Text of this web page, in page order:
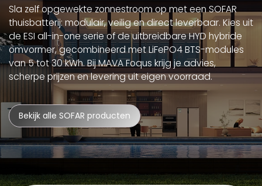
Sla zelf opgewekte zonnestroom op met een SOFAR
thuisbatterij: modulair, veilig en direct leverbaar. Kies uit
de ESI all-in-one serie of de uitbreidbare HYD hybride
omvormer, gecombineerd met LiFePO4 BTS-modules
van 5 tot 30 kWh. Bij MAVA Foqus krijg je advies,
scherpe prijzen en levering uit eigen voorraad.
Bekijk alle SOFAR producten